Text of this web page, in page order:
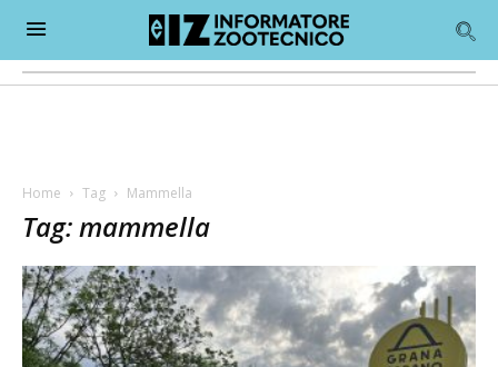
Home Tag Mammella
Tag: mammella